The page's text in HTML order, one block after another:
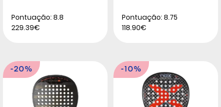
Pontuação: 8.8
229.39€
Pontuação: 8.75
118.90€
-20% -10%